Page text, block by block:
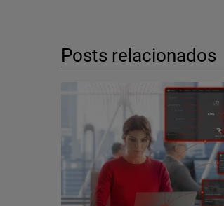
Posts relacionados